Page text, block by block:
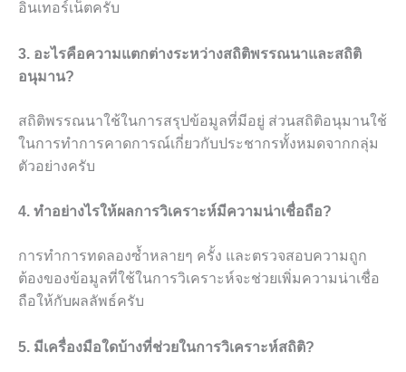
อินเทอร์เน็ตครับ
3. อะไรคือความแตกต่างระหว่างสถิติพรรณนาและสถิติ
อนุมาน?
สถิติพรรณนาใช้ในการสรุปข้อมูลที่มีอยู่ ส่วนสถิติอนุมานใช้
ในการทำการคาดการณ์เกี่ยวกับประชากรทั้งหมดจากกลุ่ม
ตัวอย่างครับ
4. ทำอย่างไรให้ผลการวิเคราะห์มีความน่าเชื่อถือ?
การทำการทดลองซ้ำหลายๆ ครั้ง และตรวจสอบความถูก
ต้องของข้อมูลที่ใช้ในการวิเคราะห์จะช่วยเพิ่มความน่าเชื่อ
ถือให้กับผลลัพธ์ครับ
5. มีเครื่องมือใดบ้างที่ช่วยในการวิเคราะห์สถิติ?